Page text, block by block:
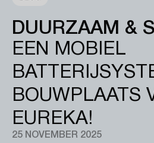
DUURZAAM &
EEN MOBIEL
BOUWPLAATS
EUREKA!
25 NOVEMBER 2025